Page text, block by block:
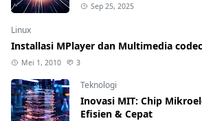
Sep 25, 2025
Linux
Installasi MPlayer dan Multimedia
Mei 1, 2010 3
Teknologi
Inovasi MIT: Chip
Efisien & Cepat